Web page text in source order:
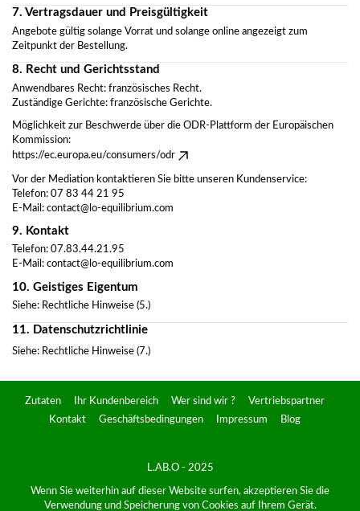
7. Vertragsdauer und Preisgültigkeit
Angebote gültig solange Vorrat und solange online angezeigt zum
Zeitpunkt der Bestellung.
8. Recht und Gerichtsstand
Anwendbares Recht: französisches Recht.
Zuständige Gerichte: französische Gerichte.
Möglichkeit zur Beschwerde über die ODR-Plattform der Europäischen
Kommission:
https://ec.europa.eu/consumers/odr
Vor der Mediation kontaktieren Sie bitte unseren Kundenservice:
Telefon: 07 83 44 21 95
E-Mail: contact@lo-equilibrium.com
9. Kontakt
Telefon: 07.83.44.21.95
E-Mail: contact@lo-equilibrium.com
10. Geistiges Eigentum
Siehe: Rechtliche Hinweise (5.)
11. Datenschutzrichtlinie
Siehe: Rechtliche Hinweise (7.)
Zutaten Ihr Kundenbereich Wer sind wir ?
Vertriebspartner
Kontakt
Geschäftsbedingungen Impressum Blog
L.AB.O - 2025
Wenn Sie weiterhin auf dieser Website surfen, akzeptieren Sie die
Verwendung und Speicherung von Cookies auf Ihrem Gerät.